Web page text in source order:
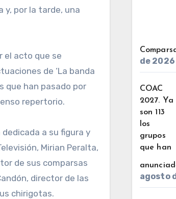
y, por la tarde, una
el acto que se
de ‘La banda
que han pasado por
repertorio.
a su figura y
Mirian Peralta,
de sus comparsas
director de las
chirigotas.
de 2026
COAC
2027. Ya
son 113
los
grupos
que han
agosto